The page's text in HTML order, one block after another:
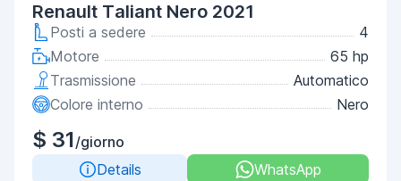
Renault Taliant Nero 2021
Posti a sedere
4
Motore
65 hp
Trasmissione
Automatico
Colore interno
Nero
$ 31/giorno
Details
WhatsApp